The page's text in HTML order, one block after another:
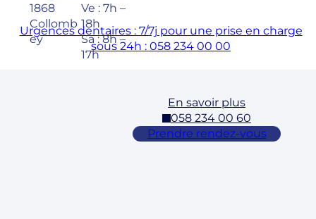
1868
Collomb
ey
Ve : 7h –
18h
Sa : 8h –
17h
En savoir plus
058 234 00 60
Prendre rendez-vous
Urgences dentaires : 7/7j pour une prise en charge
sous 24h : 058 234 00 00